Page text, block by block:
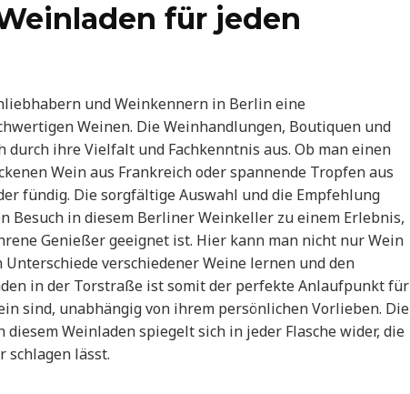
für jeden
und Weinkennern in Berlin eine
Weinen. Die Weinhandlungen, Boutiquen und
durch ihre Vielfalt und Fachkenntnis aus. Ob man einen
Wein aus Frankreich oder spannende Tropfen aus
fündig. Die sorgfältige Auswahl und die Empfehlung
Besuch in diesem Berliner Weinkeller zu einem Erlebnis,
Genießer geeignet ist. Hier kann man nicht nur Wein
verschiedener Weine lernen und den
in der Torstraße ist somit der perfekte Anlaufpunkt für
sind, unabhängig von ihrem persönlichen Vorlieben. Die
Weinladen spiegelt sich in jeder Flasche wider, die
schlagen lässt.